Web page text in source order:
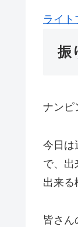
ライ
振
ナンピ
今日は
で、出
出来る
皆さん